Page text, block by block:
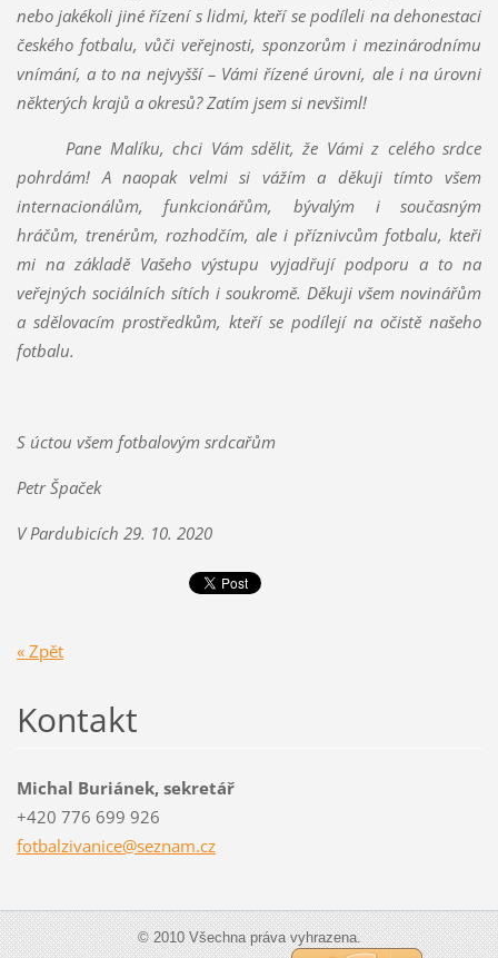
nebo jakékoli jiné řízení s lidmi, kteří se podíleli na dehonestaci
českého fotbalu, vůči veřejnosti, sponzorům i mezinárodnímu
vnímání, a to na nejvyšší – Vámi řízené úrovni, ale i na úrovni
některých krajů a okresů? Zatím jsem si nevšiml!
Pane Malíku, chci Vám sdělit, že Vámi z celého srdce
pohrdám! A naopak velmi si vážím a děkuji tímto všem
internacionálům, funkcionářům, bývalým i současným
hráčům, trenérům, rozhodčím, ale i příznivcům fotbalu, kteří
mi na základě Vašeho výstupu vyjadřují podporu a to na
veřejných sociálních sítích i soukromě. Děkuji všem novinářům
a sdělovacím prostředkům, kteří se podílejí na očistě našeho
fotbalu.
S úctou všem fotbalovým srdcařům
Petr Špaček
V Pardubicích 29. 10. 2020
« Zpět
Kontakt
Michal Buriánek, sekretář
+420 776 699 926
fotbalzivanice@seznam.cz
© 2010 Všechna práva vyhrazena.